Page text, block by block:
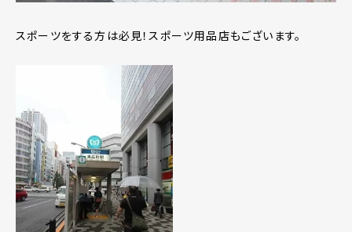
スポーツをする方は必見！スポーツ用品店もございます。